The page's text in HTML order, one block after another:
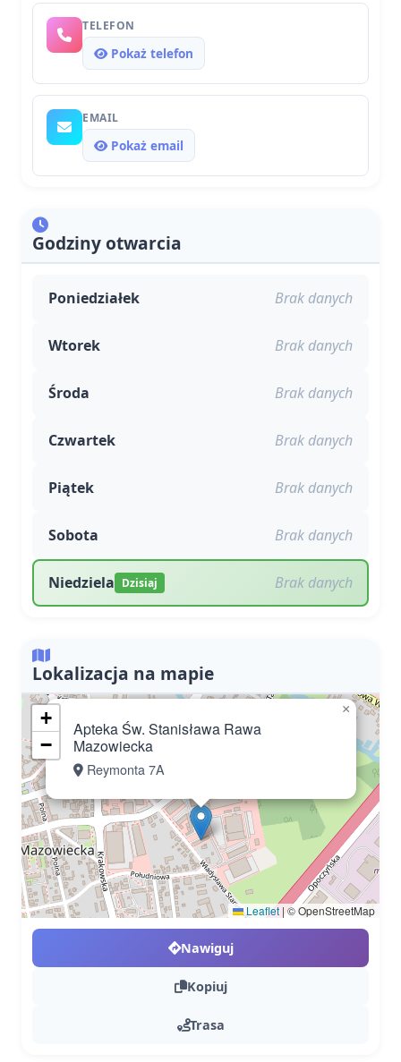
TELEFON
Pokaż telefon
EMAIL
Pokaż email
Godziny otwarcia
Poniedziałek Brak danych
Wtorek Brak danych
Środa Brak danych
Czwartek Brak danych
Piątek Brak danych
Sobota Brak danych
Niedziela Dzisiaj Brak danych
Lokalizacja na mapie
Apteka Św. Stanisława Rawa
Mazowiecka
Reymonta 7A
×
+
−
Leaflet |© OpenStreetMap
Nawiguj
Kopiuj
Trasa